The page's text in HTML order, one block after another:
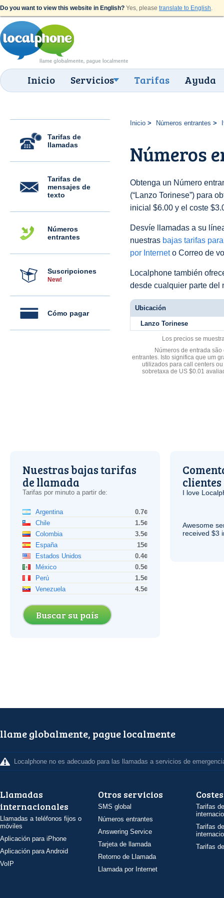
Do you want to view this website in English? Yes, please translate to English.
Inicio Servicios Tarifas Ayuda
Tarifas de
llamadas
Tarifas de
mensajes de
texto
Números
entrantes
Suscripciones
New!
Cómo pagar
Inicio Números entrantes
Números
Obtenga un Número
(“Lanzo Torinese”) para
inicial $6.00 y el coste
Desvíe llamadas a su
nuestras bajas tarifas
por Interneto Correo de
Localphone también
desde cualquier parte del
Ubicación
Lanzo Torinese
Los precios se
Números de entrada
entrantes. Isto significa que um
utilizados para call centers
sobretaxa de US $0.01
Nuestras bajas tarifas
de llamada
Tarifas por minuto a partir de:
Argentina
0.7¢
Chile
1.5¢
Colombia
3.5¢
España
15¢
Estados Unidos
0.4¢
México
0.5¢
Perú
1.5¢
Venezuela
4.5¢
Buscar su país
clientes
I love
Awesome
received $3
llame globalmente, pague localmente
Localphone no es adecuado para las llamadas a servicios de
Llamadas
internacionales
Llamadas a teléfonos fijos o
móviles
Aplicación para iPhone
Aplicación para Android
VoIP
Otros servicios
SMS global
Números entrantes
Answering Service
Tarjeta de llamada
Retorno de Llamada
Llamada por Internet
Costes
Tarifas
Tarifas
Tarifas